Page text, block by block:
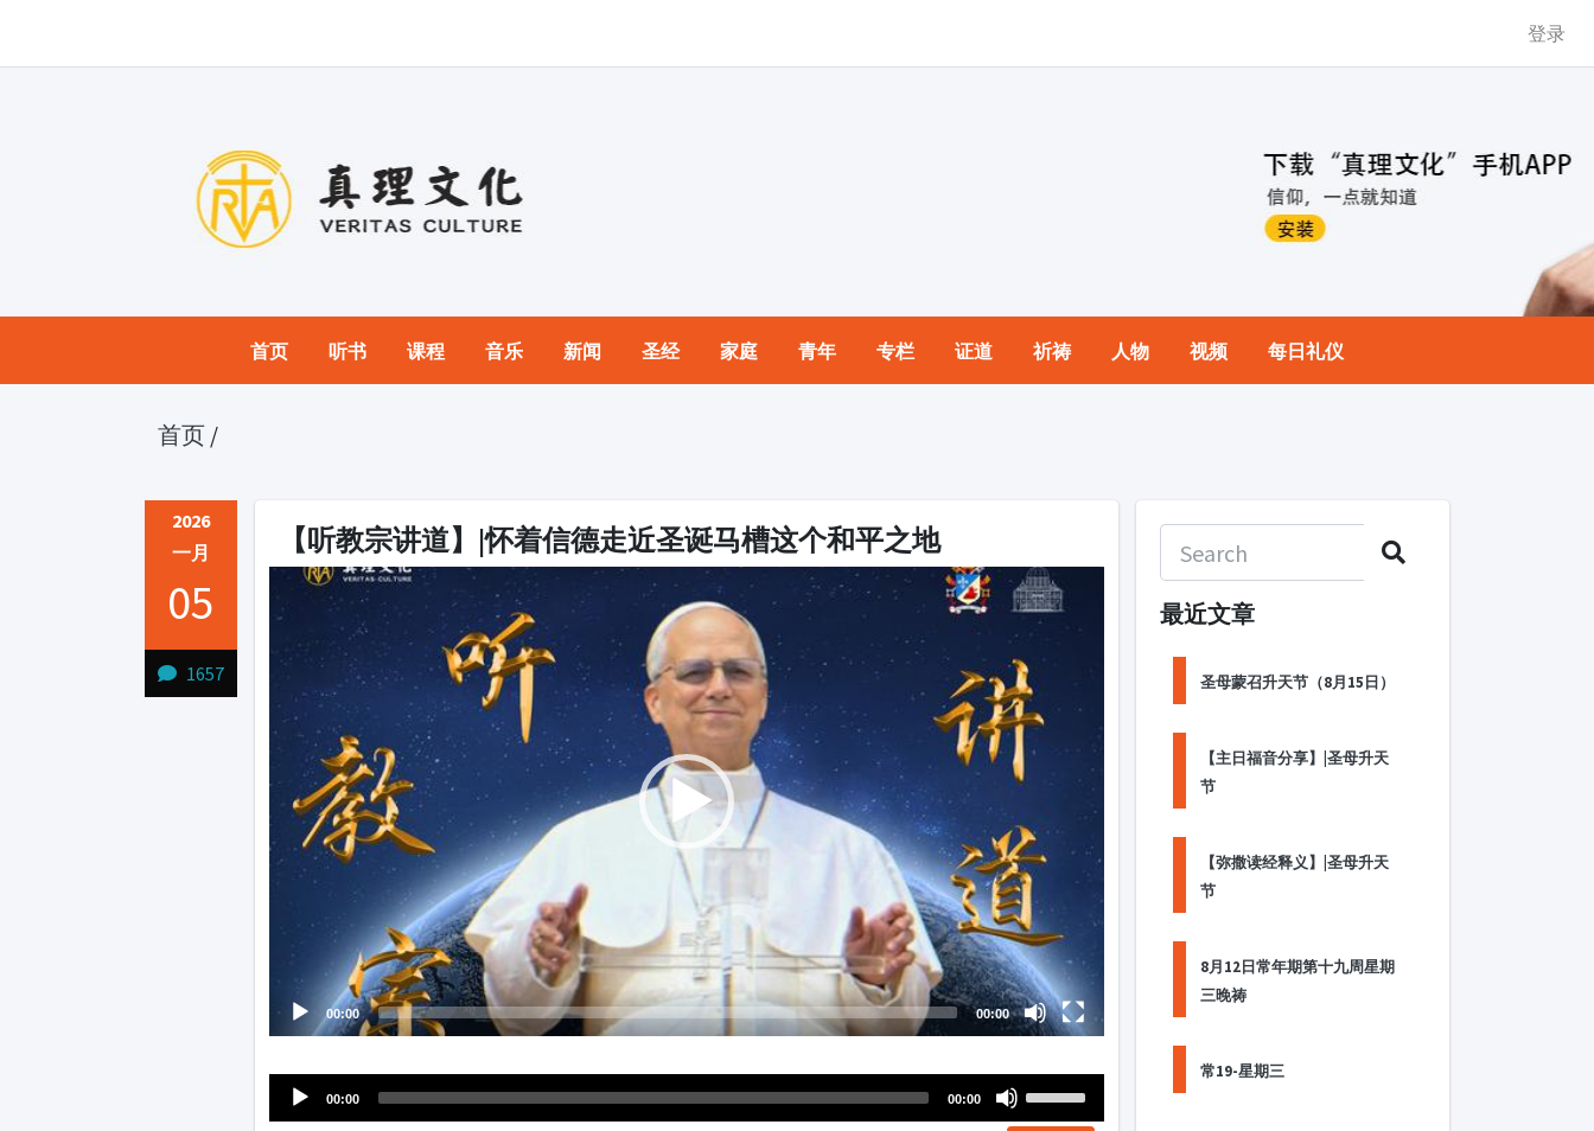
登录
首页 听书 课程 音乐 新闻 圣经 家庭 青年 专栏 证道 祈祷 人物 视频 每日礼仪
首页 /
2026
一月
05
1657
【听教宗讲道】|怀着信德走近圣诞马槽这个和平之地
Video
Player
00:00 00:00
Audio
Player
00:00 00:00
最近文章
圣母蒙召升天节（8月15日）
【主日福音分享】|圣母升天
节
【弥撒读经释义】|圣母升天
节
8月12日常年期第十九周星期
三晚祷
常19-星期三